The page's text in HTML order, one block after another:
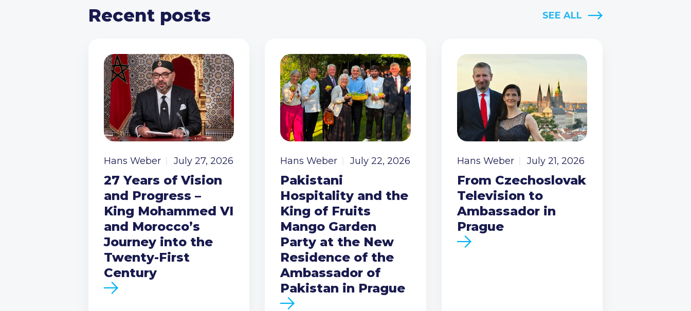
Recent posts SEE ALL
Hans Weber July 27, 2026
27 Years of Vision
and Progress –
King Mohammed VI
and Morocco’s
Journey into the
Twenty-First
Century
Hans Weber July 22, 2026
Pakistani
Hospitality and the
King of Fruits
Mango Garden
Party at the New
Residence of the
Ambassador of
Pakistan in Prague
Hans Weber July 21, 2026
From Czechoslovak
Television to
Ambassador in
Prague